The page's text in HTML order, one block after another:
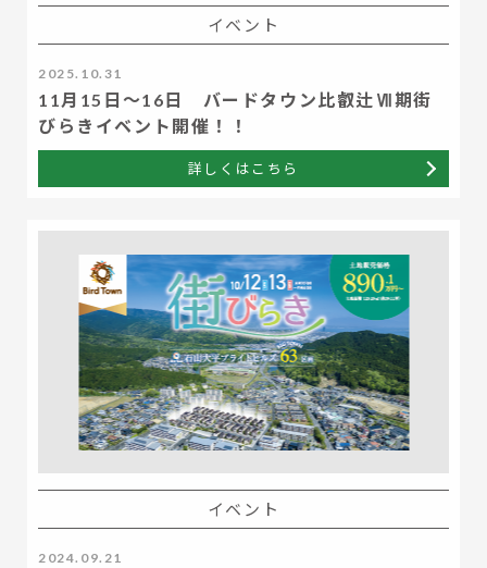
イベント
2025.10.31
11月15日～16日 バードタウン比叡辻Ⅶ期街
びらきイベント開催！！
詳しくはこちら
イベント
2024.09.21